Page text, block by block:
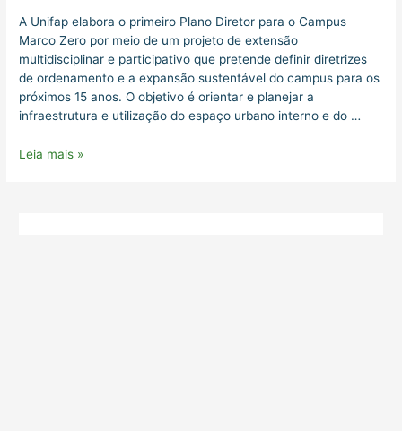
A Unifap elabora o primeiro Plano Diretor para o Campus
Marco Zero por meio de um projeto de extensão
multidisciplinar e participativo que pretende definir diretrizes
de ordenamento e a expansão sustentável do campus para os
próximos 15 anos. O objetivo é orientar e planejar a
infraestrutura e utilização do espaço urbano interno e do …
Leia mais »